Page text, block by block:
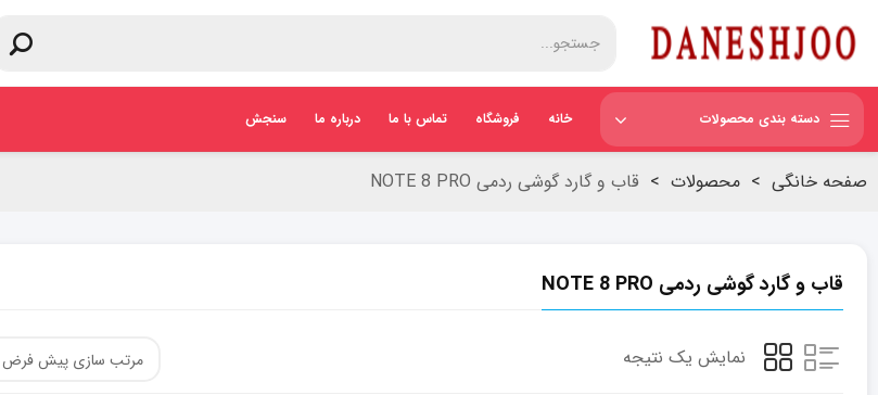
دسته بندی محصولات خانه فروشگاه تماس با ما درباره ما سنجش
صفحه خانگی > محصولات > قاب و گارد گوشی ردمی NOTE 8 PRO
قاب و گارد گوشی ردمی NOTE 8 PRO
نمایش یک نتیجه